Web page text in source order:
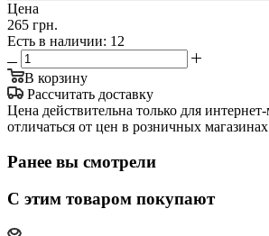
Цена
265 грн.
Есть в наличии: 12
В корзину
Рассчитать доставку
Цена действительна только для
отличаться от цен в розничных магазинах
Ранее вы смотрели
С этим товаром покупают